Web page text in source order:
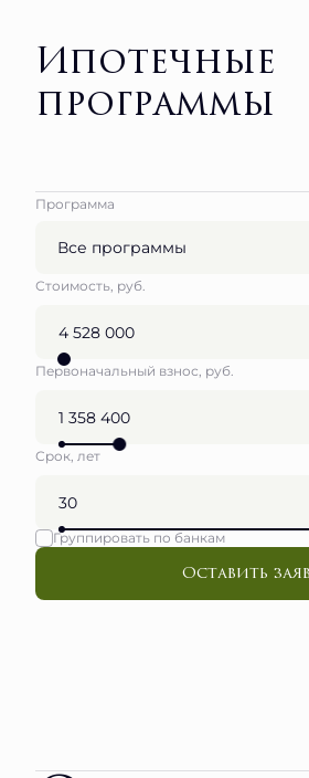
Ипотечные
программы
Программа
Все программы
Стоимость, руб.
Первоначальный взнос, руб.
Срок, лет
Группировать по банкам
Оставить